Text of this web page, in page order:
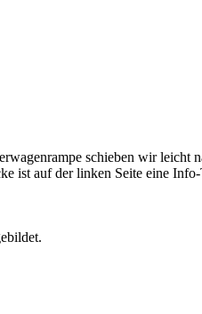
schieben wir leicht
ist auf der linken Seite eine